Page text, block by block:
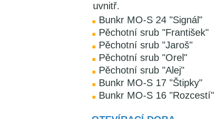
uvnitř.
Bunkr MO-S 24 "Signál"
Pěchotní srub "František"
Pěchotní srub "Jaroš"
Pěchotní srub "Orel"
Pěchotní srub "Alej"
Bunkr MO-S 17 "Štipky"
Bunkr MO-S 16 "Rozcestí"